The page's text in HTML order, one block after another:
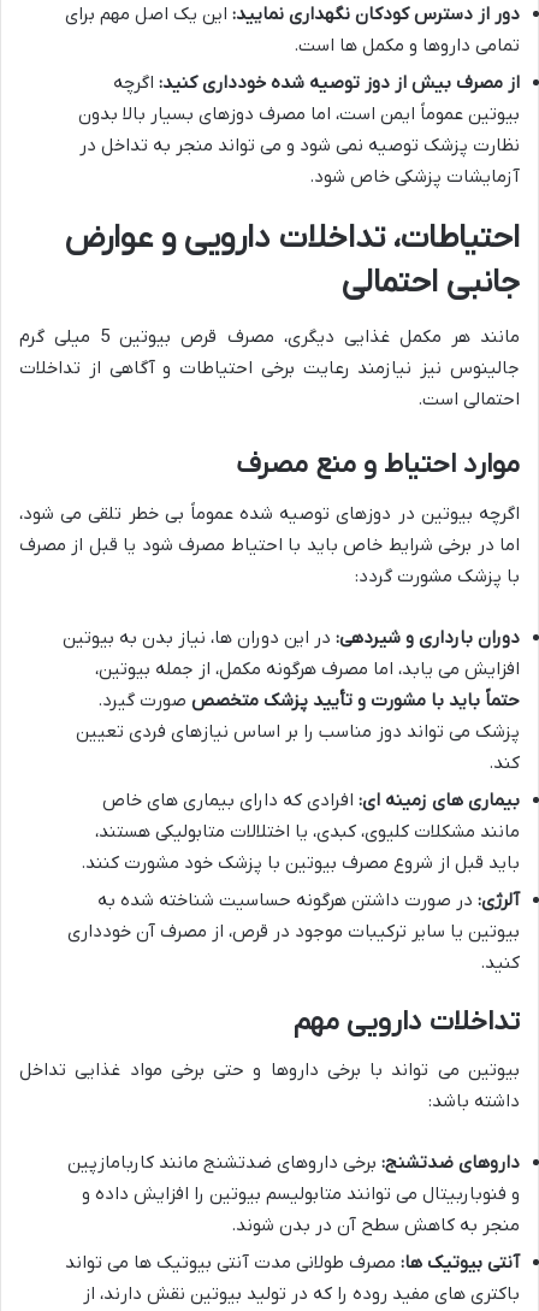
دور از دسترس کودکان نگهداری نمایید: این یک اصل مهم برای
تمامی داروها و مکمل ها است.
از مصرف بیش از دوز توصیه شده خودداری کنید: اگرچه
بیوتین عموماً ایمن است، اما مصرف دوزهای بسیار بالا بدون
نظارت پزشک توصیه نمی شود و می تواند منجر به تداخل در
آزمایشات پزشکی خاص شود.
احتیاطات، تداخلات دارویی و عوارض
جانبی احتمالی
مانند هر مکمل غذایی دیگری، مصرف قرص بیوتین 5 میلی گرم
جالینوس نیز نیازمند رعایت برخی احتیاطات و آگاهی از تداخلات
احتمالی است.
موارد احتیاط و منع مصرف
اگرچه بیوتین در دوزهای توصیه شده عموماً بی خطر تلقی می شود،
اما در برخی شرایط خاص باید با احتیاط مصرف شود یا قبل از مصرف
با پزشک مشورت گردد:
دوران بارداری و شیردهی: در این دوران ها، نیاز بدن به بیوتین
افزایش می یابد، اما مصرف هرگونه مکمل، از جمله بیوتین،
حتماً باید با مشورت و تأیید پزشک متخصص صورت گیرد.
پزشک می تواند دوز مناسب را بر اساس نیازهای فردی تعیین
کند.
بیماری های زمینه ای: افرادی که دارای بیماری های خاص
مانند مشکلات کلیوی، کبدی، یا اختلالات متابولیکی هستند،
باید قبل از شروع مصرف بیوتین با پزشک خود مشورت کنند.
آلرژی: در صورت داشتن هرگونه حساسیت شناخته شده به
بیوتین یا سایر ترکیبات موجود در قرص، از مصرف آن خودداری
کنید.
تداخلات دارویی مهم
بیوتین می تواند با برخی داروها و حتی برخی مواد غذایی تداخل
داشته باشد:
داروهای ضدتشنج: برخی داروهای ضدتشنج مانند کاربامازپین
و فنوباربیتال می توانند متابولیسم بیوتین را افزایش داده و
منجر به کاهش سطح آن در بدن شوند.
آنتی بیوتیک ها: مصرف طولانی مدت آنتی بیوتیک ها می تواند
باکتری های مفید روده را که در تولید بیوتین نقش دارند، از